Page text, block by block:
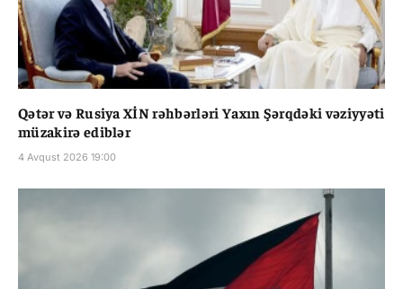
Qətər və Rusiya XİN rəhbərləri Yaxın Şərqdəki vəziyyəti
müzakirə ediblər
4 Avqust 2026 19:00